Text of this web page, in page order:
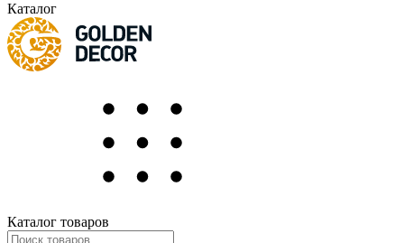
Каталог
Каталог товаров